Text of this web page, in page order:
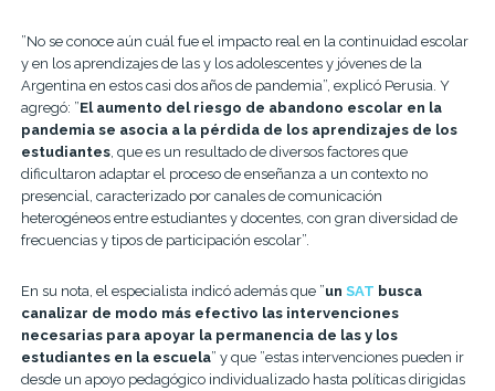
”No se conoce aún cuál fue el impacto real en la continuidad escolar
y en los aprendizajes de las y los adolescentes y jóvenes de la
Argentina en estos casi dos años de pandemia”, explicó Perusia. Y
agregó: ”El aumento del riesgo de abandono escolar en la
pandemia se asocia a la pérdida de los aprendizajes de los
estudiantes, que es un resultado de diversos factores que
dificultaron adaptar el proceso de enseñanza a un contexto no
presencial, caracterizado por canales de comunicación
heterogéneos entre estudiantes y docentes, con gran diversidad de
frecuencias y tipos de participación escolar”.
En su nota, el especialista indicó además que ”un SAT busca
canalizar de modo más efectivo las intervenciones
necesarias para apoyar la permanencia de las y los
estudiantes en la escuela” y que ”estas intervenciones pueden ir
desde un apoyo pedagógico individualizado hasta políticas dirigidas